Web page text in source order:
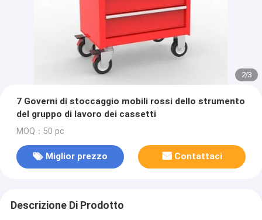
2/3
7 Governi di stoccaggio mobili rossi dello strumento
del gruppo di lavoro dei cassetti
MOQ：50 pc
Miglior prezzo Contattaci
Descrizione Di Prodotto